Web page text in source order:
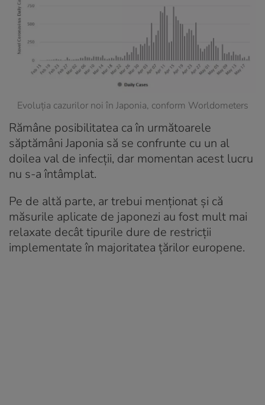
Evoluția cazurilor noi în Japonia, conform Worldometers
Rămâne posibilitatea ca în următoarele
săptămâni Japonia să se confrunte cu un al
doilea val de infecții, dar momentan acest lucru
nu s-a întâmplat.
Pe de altă parte, ar trebui menționat și că
măsurile aplicate de japonezi au fost mult mai
relaxate decât tipurile dure de restricții
implementate în majoritatea țărilor europene.